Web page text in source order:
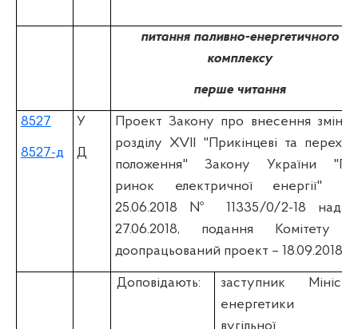
питання паливно-енергетичного
комплексу
перше читання
8527
8527-д
У
Д
Проект Закону про внесення змін
розділу XVII "Прикінцеві та
положення" Закону України
ринок електричної енергії"
25.06.2018 № 11335/0/2-18
27.06.2018, подання Комітету
доопрацьований проект – 18.09.2018)
Доповідають:
заступник
енергетики
вугільної